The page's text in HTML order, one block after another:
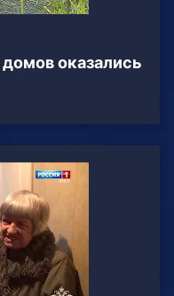
оказались